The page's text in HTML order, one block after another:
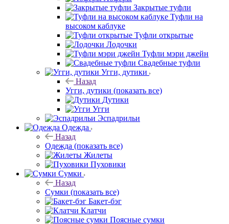
Закрытые туфли
Туфли на
высоком каблуке
Туфли открытые
Лодочки
Туфли мэри джейн
Свадебные туфли
Угги, дутики
Назад
Угги, дутики (показать все)
Дутики
Угги
Эспадрильи
Одежда
Назад
Одежда (показать все)
Жилеты
Пуховики
Сумки
Назад
Сумки (показать все)
Бакет-бэг
Клатчи
Поясные сумки